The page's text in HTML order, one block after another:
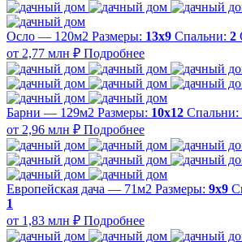
Осло — 120м2 Размеры: 13х9 Спальни: 2
от 2,77 млн ₽ Подробнее
Барни — 129м2 Размеры: 10х12 Спальни:
от 2,96 млн ₽ Подробнее
Европейская дача — 71м2 Размеры: 9х9
1
от 1,83 млн ₽ Подробнее